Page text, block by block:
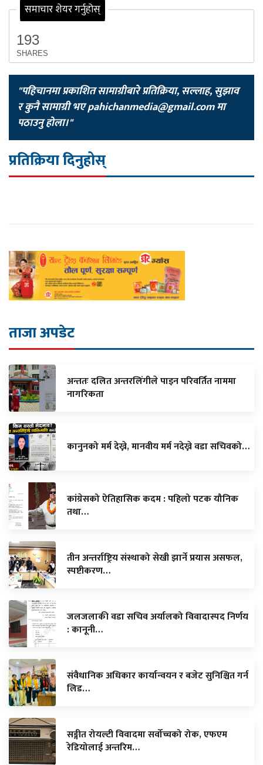
समाचार शेयर गर्नुहोस्
193
SHARES
"पहिचानमा प्रकाशित सामाग्रीबारे प्रतिक्रिया, सल्लाह, सुझाव
र कुनै सामाग्री भएpahichanmedia@gmail.comमा
पठाउनु होला।"
प्रतिक्रिया दिनुहोस्
ताजा अपडेट
अन्ततः दलित अन्तरलिंगीले पाइन परिवर्तित नाममा
नागरिकता
कानुनको मर्म देख्ने, मानवीय मर्म नदेख्ने वडा सचिवको…
कांग्रेसको ऐतिहासिक कदम : पहिलो पटक यौनिक
तथा…
तीन अन्तर्राष्ट्रिय संस्थाको सेखी झार्ने प्रयास असफल,
स्पष्टीकरण…
जलजलाकी वडा सचिव अर्यालको विवादास्पद निर्णय
: कानूनी…
संवैधानिक अधिकार कार्यान्वयन र बजेट सुनिश्चित गर्न
लिड…
सङ्गीत रोयल्टी विवादमा सर्वोच्चको रोक, एफएम
रेडियोलाई अन्तरिम…